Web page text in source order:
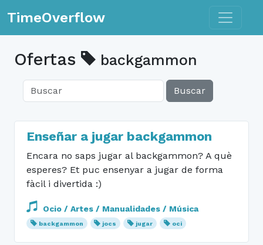
TimeOverflow Toggle
Ofertas backgammon
Buscar
Enseñar a jugar backgammon
Encara no saps jugar al backgammon? A què
esperes? Et puc ensenyar a jugar de forma
fàcil i divertida :)
Ocio / Artes / Manualidades / Música
backgammon jocs jugar oci